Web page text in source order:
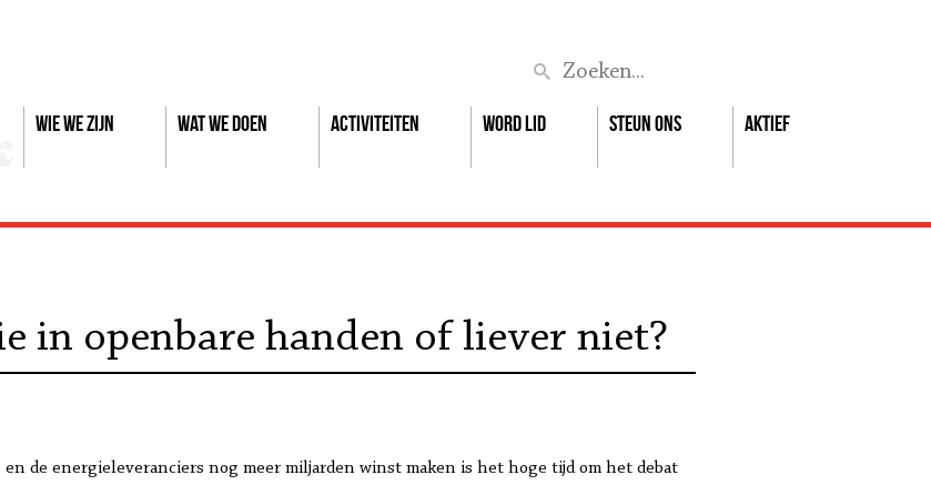
Wie we zijn Wat we doen Activiteiten Word lid Steun ons Aktief
in openbare handen of liever niet?
de energieleveranciers nog meer miljarden winst maken is het hoge tijd om het debat